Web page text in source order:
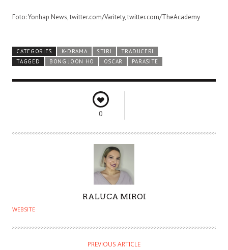
Foto: Yonhap News, twitter.com/Varitety, twitter.com/TheAcademy
CATEGORIES K-DRAMA ȘTIRI
TRADUCERI
TAGGED
BONG JOON HO OSCAR PARASITE
0
U
H
RALUCA MIROI
WEBSITE
PREVIOUS ARTICLE